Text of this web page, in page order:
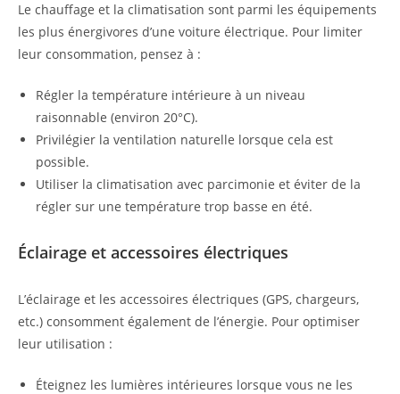
Le chauffage et la climatisation sont parmi les équipements
les plus énergivores d’une voiture électrique. Pour limiter
leur consommation, pensez à :
Régler la température intérieure à un niveau
raisonnable (environ 20°C).
Privilégier la ventilation naturelle lorsque cela est
possible.
Utiliser la climatisation avec parcimonie et éviter de la
régler sur une température trop basse en été.
Éclairage et accessoires électriques
L’éclairage et les accessoires électriques (GPS, chargeurs,
etc.) consomment également de l’énergie. Pour optimiser
leur utilisation :
Éteignez les lumières intérieures lorsque vous ne les